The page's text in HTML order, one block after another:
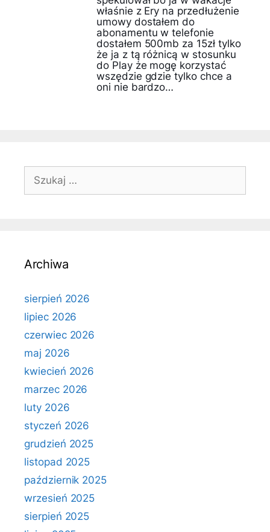
właśnie z Ery na przedłużenie
umowy dostałem do
abonamentu w telefonie
dostałem 500mb za 15zł tylko
że ja z tą różnicą w stosunku
do Play że mogę korzystać
wszędzie gdzie tylko chce a
oni nie bardzo…
Szukaj:
Archiwa
sierpień 2026
lipiec 2026
czerwiec 2026
maj 2026
kwiecień 2026
marzec 2026
luty 2026
styczeń 2026
grudzień 2025
listopad 2025
październik 2025
wrzesień 2025
sierpień 2025